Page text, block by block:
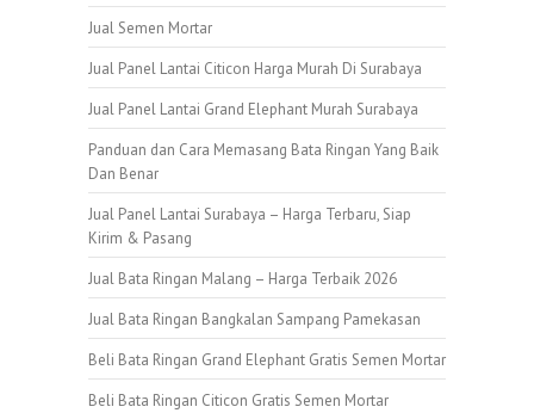
Jual Semen Mortar
Jual Panel Lantai Citicon Harga Murah Di Surabaya
Jual Panel Lantai Grand Elephant Murah Surabaya
Panduan dan Cara Memasang Bata Ringan Yang Baik
Dan Benar
Jual Panel Lantai Surabaya – Harga Terbaru, Siap
Kirim & Pasang
Jual Bata Ringan Malang – Harga Terbaik 2026
Jual Bata Ringan Bangkalan Sampang Pamekasan
Beli Bata Ringan Grand Elephant Gratis Semen Mortar
Beli Bata Ringan Citicon Gratis Semen Mortar